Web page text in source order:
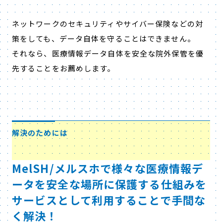
ネットワークのセキュリティやサイバー保険などの対
策をしても、データ自体を守ることはできません。
それなら、医療情報データ自体を安全な院外保管を優
先することをお薦めします。
解決のためには
MelSH/メルスホで様々な医療情報デ
ータを安全な場所に保護する仕組みを
サービスとして利用することで手間な
く解決！